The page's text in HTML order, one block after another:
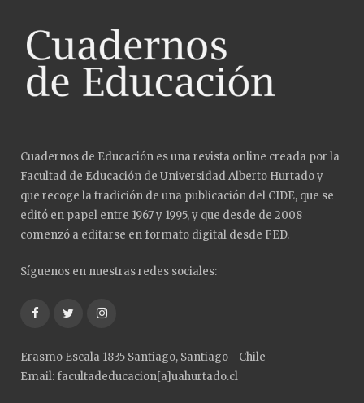
Cuadernos de Educación es una revista online creada por la
Facultad de Educación de Universidad Alberto Hurtado y
que recoge la tradición de una publicación del CIDE, que se
editó en papel entre 1967 y 1995, y que desde de 2008
comenzó a editarse en formato digital desde FED.
Síguenos en nuestras redes sociales:
FacebookTwitterInstagram
Erasmo Escala 1835 Santiago, Santiago - Chile
Email: facultadeducacion[a]uahurtado.cl